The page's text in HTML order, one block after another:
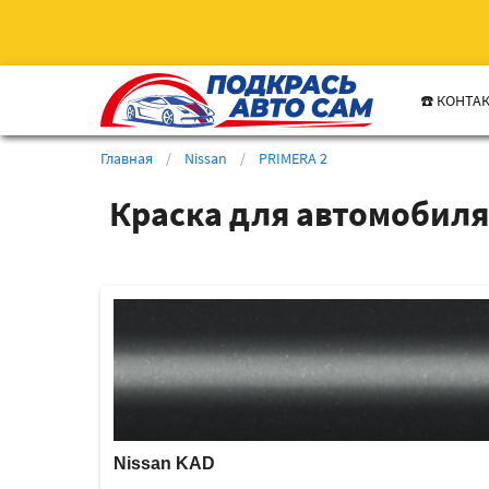
☎️
Главная / Nissan / PRIMERA 2
Краска для
Nissan KAD